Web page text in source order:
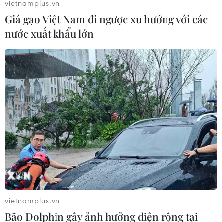
APEC hiện thực hóa “Tài chính bền vững”
và “Số hóa nền kinh tế”
20/10/2022 11:01
Trong bối cảnh kinh tế thế giới và khu vực APEC phải
đối diện với nhiều thách thức, kinh tế Việt Nam đạt tăng
trưởng GDP quý 3 năm 2022 ở mức khá cao 13,67% so
với cùng kỳ.
vietnamplus.vn
Giá gạo Việt Nam đi ngược xu hướng với các
nước xuất khẩu lớn
vietnamplus.vn
Bão Dolphin gây ảnh hưởng diện rộng tại